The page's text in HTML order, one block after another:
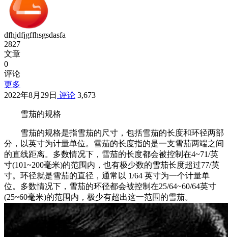
dfhjdfjgffhsgsdasfa
2827
文章
0
评论
更多
2022年8月29日 评论 3,673
雪茄的规格
雪茄的规格是指雪茄的尺寸，包括雪茄的长度和环径两部
分，以英寸为计量单位。雪茄的长度指的是一支雪茄两端之间
的直线距离。多数情况下，雪茄的长度都会被控制在4~71/英
寸(101~200毫米)的范围内，也有极少数的雪茄长度超过77/英
寸。环径就是雪茄的直径，通常以 1/64 英寸为一个计量单
位。多数情况下，雪茄的环径都会被控制在25/64~60/64英寸
(25~60毫米)的范围内，极少有超出这一范围的雪茄。